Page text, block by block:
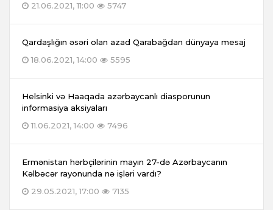
21.06.2021, 11:00
5747
Qardaşlığın əsəri olan azad Qarabağdan dünyaya mesaj
18.06.2021, 14:00
5595
Helsinki və Haaqada azərbaycanlı diasporunun
informasiya aksiyaları
11.06.2021, 14:00
7496
Ermənistan hərbçilərinin mayın 27-də Azərbaycanın
Kəlbəcər rayonunda nə işləri vardı?
29.05.2021, 17:00
7135